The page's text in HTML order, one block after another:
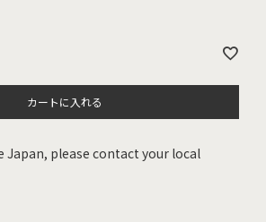
カートに入れる
Japan, please contact your local